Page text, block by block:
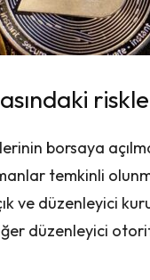
borsaya
temkinli
ve düzenleyici
düzenleyici